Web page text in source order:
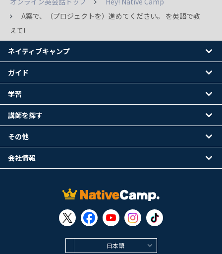
A案で、（プロジェクトを）進めてください。 を英語で教
えて!
日本語
ネイティブキャンプ
ガイド
学習
講師を探す
その他
会社情報